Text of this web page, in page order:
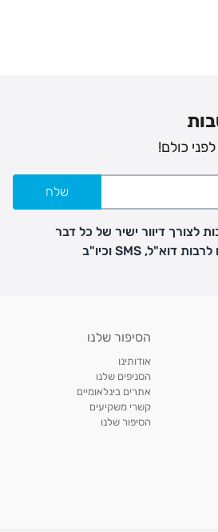
כולם!
שלח
לצורך דיוור ישיר של כל דבר
הסיפור שלנו
אודותינו
הסניפים שלנו
אתרים בינלאומיים
קשרי משקיעים
הסיפור שלנו